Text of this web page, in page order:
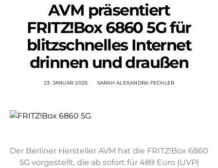
AVM präsentiert
FRITZ!Box 6860 5G für
blitzschnelles Internet
drinnen und draußen
23. JANUAR 2025 SARAH ALEXANDRA FECHLER
Der Berliner Hersteller AVM hat die FRITZ!Box 6860
5G vorgestellt, die ab sofort für 489 Euro (UVP)